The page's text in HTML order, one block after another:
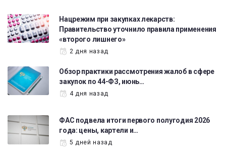
Нацрежим при закупках лекарств:
Правительство уточнило правила применения
«второго лишнего»
2 дня назад
Обзор практики рассмотрения жалоб в сфере
закупок по 44-ФЗ, июнь…
4 дня назад
ФАС подвела итоги первого полугодия 2026
года: цены, картели и…
5 дней назад